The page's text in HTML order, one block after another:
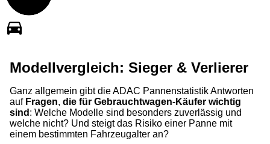
Modellvergleich: Sieger & Verlierer
Ganz allgemein gibt die ADAC Pannenstatistik Antworten
auf Fragen, die für Gebrauchtwagen-Käufer wichtig
sind : Welche Modelle sind besonders zuverlässig und
welche nicht? Und steigt das Risiko einer Panne mit
einem bestimmten Fahrzeugalter an?